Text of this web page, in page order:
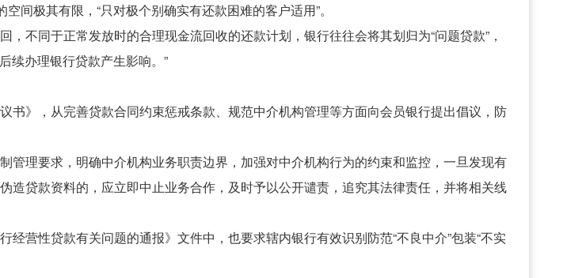
间极其有限，“只对极个别确实有还款困难的客户适用”。
不同于正常发放时的合理现金流回收的还款计划，银行往往会将其划归为“问题贷款”，
续办理银行贷款产生影响。”
书》，从完善贷款合同约束惩戒条款、规范中介机构管理等方面向会员银行提出倡议，防
管理要求，明确中介机构业务职责边界，加强对中介机构行为的约束和监控，一旦发现有
贷款资料的，应立即中止业务合作，及时予以公开谴责，追究其法律责任，并将相关线
营性贷款有关问题的通报》文件中，也要求辖内银行有效识别防范“不良中介”包装“不实